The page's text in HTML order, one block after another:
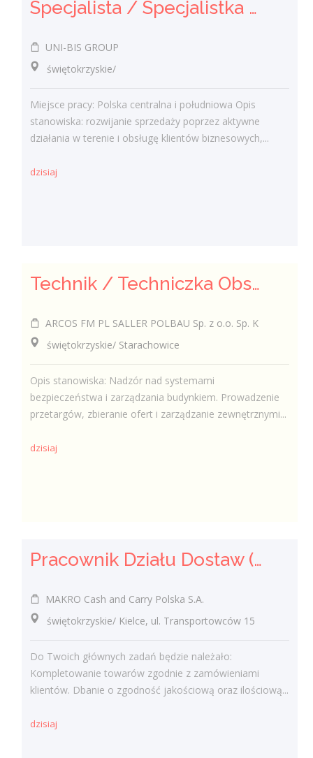
Specjalista / Specjalistka ds. sprzedaży rozwiązań technicznych
UNI-BIS GROUP
świętokrzyskie/
Miejsce pracy: Polska centralna i południowa Opis
stanowiska: rozwijanie sprzedaży poprzez aktywne
działania w terenie i obsługę klientów biznesowych,...
dzisiaj
Technik / Techniczka Obsługi Budynku
ARCOS FM PL SALLER POLBAU Sp. z o.o. Sp. K
świętokrzyskie/ Starachowice
Opis stanowiska: Nadzór nad systemami
bezpieczeństwa i zarządzania budynkiem. Prowadzenie
przetargów, zbieranie ofert i zarządzanie zewnętrznymi...
dzisiaj
Pracownik Działu Dostaw (K/M)
MAKRO Cash and Carry Polska S.A.
świętokrzyskie/ Kielce, ul. Transportowców 15
Do Twoich głównych zadań będzie należało:
Kompletowanie towarów zgodnie z zamówieniami
klientów. Dbanie o zgodność jakościową oraz ilościową...
dzisiaj